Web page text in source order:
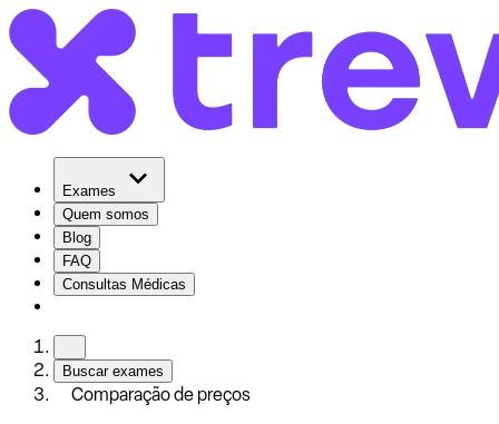
Exames
Quem somos
Blog
FAQ
Consultas Médicas
Buscar exames
Comparação de preços